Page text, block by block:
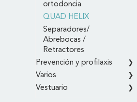
ortodoncia
QUAD HELIX
Separadores/
Abrebocas /
Retractores
Prevención y profilaxis
Varios
Vestuario